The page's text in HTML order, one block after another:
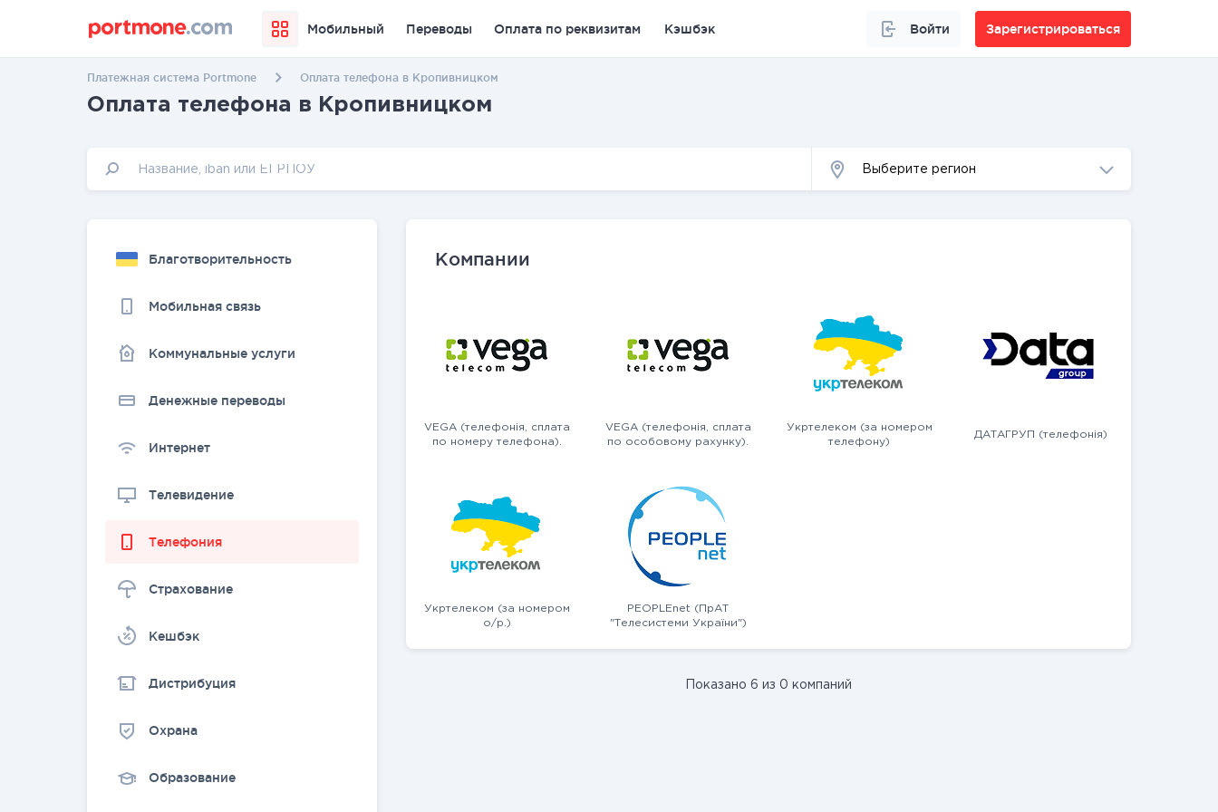
Мобильный Переводы Оплата по реквизитам Кэшбэк Войти Зарегистрироваться
Платежная система Portmone Оплата телефона в Кропивницком
Оплата телефона в Кропивницком
Выберите регион
Благотворительность
Мобильная связь
Коммунальные услуги
Денежные переводы
Интернет
Телевидение
Телефония
Страхование
Kешбэк
Дистрибуция
Охрана
Образование
Компании
VEGA (телефонія, сплата
по номеру телефона).
VEGA (телефонія, сплата
по особовому рахунку).
Укртелеком (за номером
телефону)
ДАТАГРУП (телефонія)
Укртелеком (за номером
о/р.)
PEOPLEnet (ПрАТ
"Телесистеми України")
Показано 6 из 0 компаний